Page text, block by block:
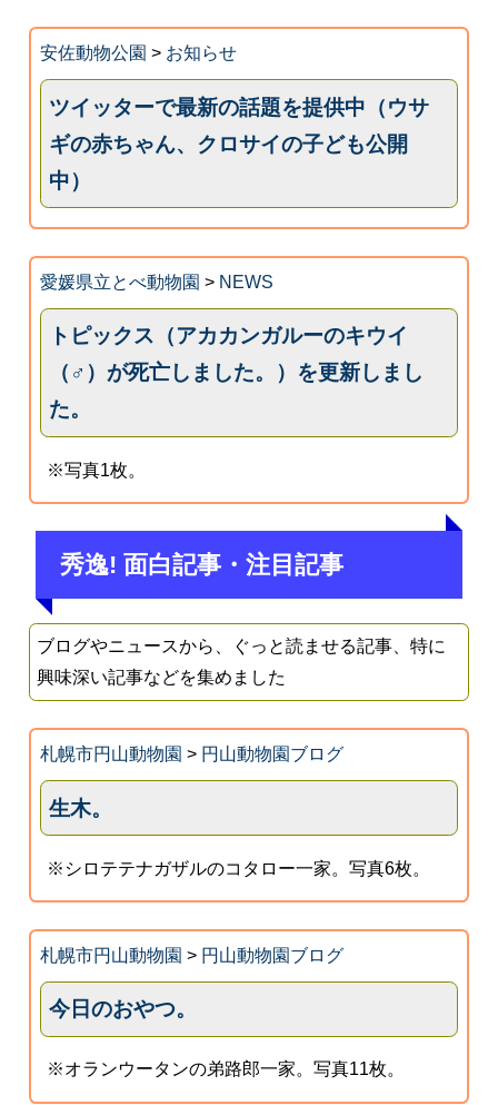
安佐動物公園 > お知らせ
ツイッターで最新の話題を提供中（ウサ
ギの赤ちゃん、クロサイの子ども公開
中）
愛媛県立とべ動物園 > NEWS
トピックス（アカカンガルーのキウイ
（♂）が死亡しました。）を更新しまし
た。
※写真1枚。
秀逸! 面白記事・注目記事
ブログやニュースから、ぐっと読ませる記事、特に
興味深い記事などを集めました
札幌市円山動物園 > 円山動物園ブログ
生木。
※シロテテナガザルのコタロー一家。写真6枚。
札幌市円山動物園 > 円山動物園ブログ
今日のおやつ。
※オランウータンの弟路郎一家。写真11枚。